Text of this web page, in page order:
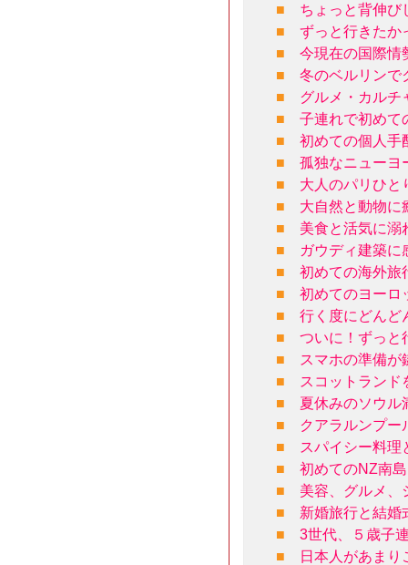
■
ちょっと背伸び
■
ずっと行きたか
■
今現在の国際情
■
冬のベルリンで
■
グルメ・カルチ
■
子連れで初めて
■
初めての個人手
■
孤独なニューヨ
■
大人のパリひと
■
大自然と動物に
■
美食と活気に溺
■
ガウディ建築に
■
初めての海外旅
■
初めてのヨーロ
■
行く度にどんど
■
ついに！ずっと
■
スマホの準備が
■
スコットランド
■
夏休みのソウル
■
クアラルンプー
■
スパイシー料理
■
初めてのNZ南
■
美容、グルメ、
■
新婚旅行と結婚
■
3世代、５歳子
■
日本人があまり